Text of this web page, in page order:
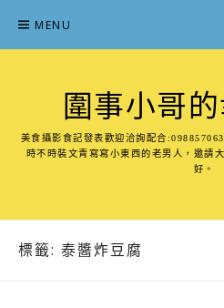
content
MENU
圍事小哥
美食攝影食記發表歡迎洽詢配合
時不時裝文青寫寫小東西的老男人，邀請
好。
標籤: 泰醬炸豆腐